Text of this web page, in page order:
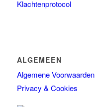
Klachtenprotocol
ALGEMEEN
Algemene Voorwaarden
Privacy & Cookies